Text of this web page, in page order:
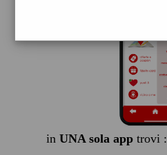
in UNA sola apptrovi :